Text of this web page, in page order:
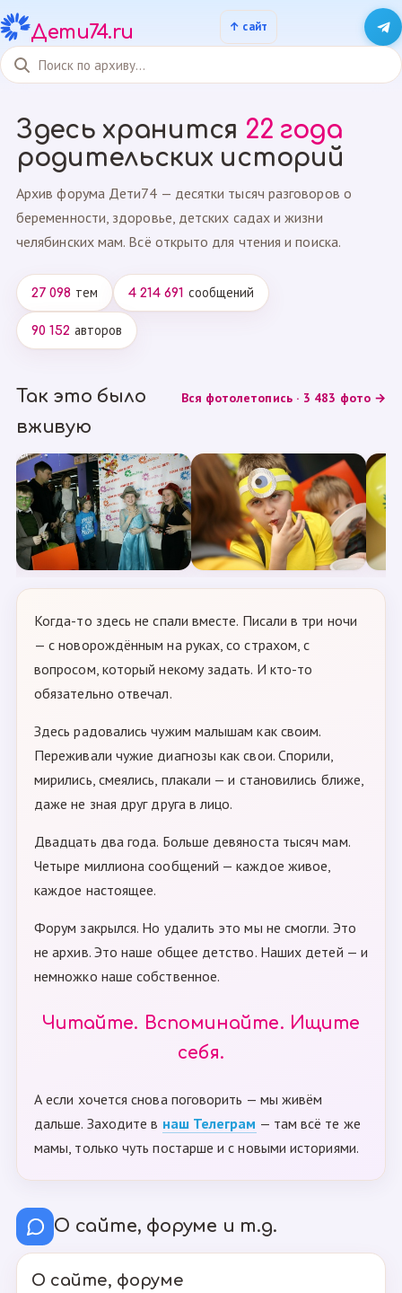
Дети74.ru
Здесь хранится 22 года
родительских историй
Архив форума Дети74 — десятки тысяч разговоров о
беременности, здоровье, детских садах и жизни
челябинских мам. Всё открыто для чтения и поиска.
27 098 тем 4 214 691 сообщений
90 152 авторов
Так это было
вживую
Вся фотолетопись · 3 483 фото →
Когда-то здесь не спали вместе. Писали в три ночи
— с новорождённым на руках, со страхом, с
вопросом, который некому задать. И кто-то
обязательно отвечал.
Здесь радовались чужим малышам как своим.
Переживали чужие диагнозы как свои. Спорили,
мирились, смеялись, плакали — и становились ближе,
даже не зная друг друга в лицо.
Двадцать два года. Больше девяноста тысяч мам.
Четыре миллиона сообщений — каждое живое,
каждое настоящее.
Форум закрылся. Но удалить это мы не смогли. Это
не архив. Это наше общее детство. Наших детей — и
немножко наше собственное.
Читайте. Вспоминайте. Ищите
себя.
А если хочется снова поговорить — мы живём
дальше. Заходите в наш Телеграм — там всё те же
мамы, только чуть постарше и с новыми историями.
О сайте, форуме и т.д.
О сайте, форуме